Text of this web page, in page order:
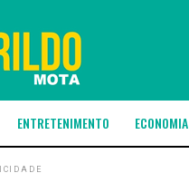
ENTRETENIMENTO ECONOMIA